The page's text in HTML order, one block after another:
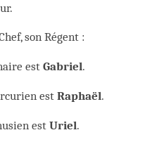
son Régent :
est Gabriel.
est Raphaël.
est Uriel.